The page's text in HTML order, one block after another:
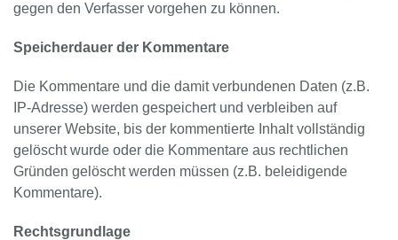
gegen den Verfasser vorgehen zu können.
Speicherdauer der Kommentare
Die Kommentare und die damit verbundenen Daten (z.B.
IP-Adresse) werden gespeichert und verbleiben auf
unserer Website, bis der kommentierte Inhalt vollständig
gelöscht wurde oder die Kommentare aus rechtlichen
Gründen gelöscht werden müssen (z.B. beleidigende
Kommentare).
Rechtsgrundlage